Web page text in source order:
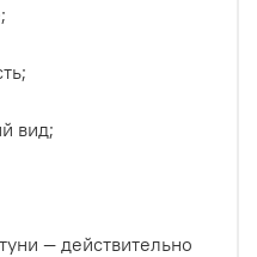
вид;
— действительно